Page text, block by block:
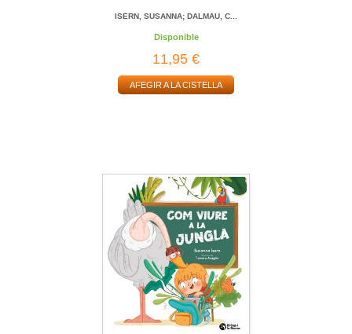
ISERN, SUSANNA; DALMAU, C...
Disponible
11,95 €
AFEGIR A LA CISTELLA